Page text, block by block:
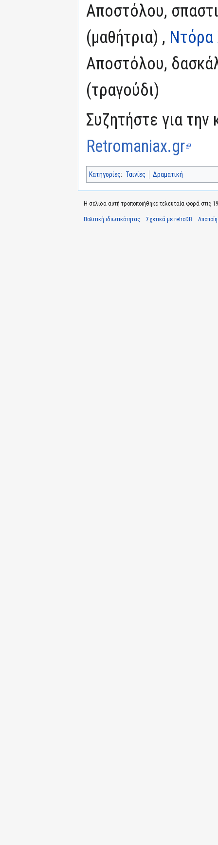
Αποστόλου,
(μαθήτρια) , Ντόρα
Αποστόλου,
(τραγούδι)
Συζητήστε για την
Retromaniax.gr
Κατηγορίες: Ταινίες Δραματική
Η σελίδα αυτή τροποποιήθηκε τελευταία φορά στις
Πολιτική ιδιωτικότητας Σχετικά με retroDB